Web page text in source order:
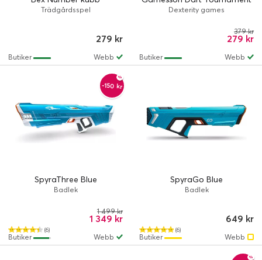
Trädgårdsspel
279 kr
Webb
Butiker
Dexterity games
279 kr
379 kr
Webb
Butiker
-150 kr
SpyraThree Blue
Badlek
(6)
1 349 kr
1 499 kr
Webb
Butiker
SpyraGo Blue
Badlek
(6)
649 kr
Webb
Butiker